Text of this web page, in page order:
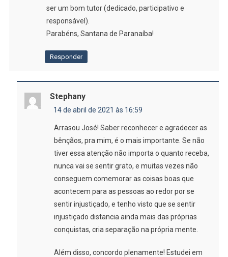
ser um bom tutor (dedicado, participativo e
responsável).
Parabéns, Santana de Paranaíba!
Responder
Stephany
14 de abril de 2021 às 16:59
Arrasou José! Saber reconhecer e agradecer as
bênçãos, pra mim, é o mais importante. Se não
tiver essa atenção não importa o quanto receba,
nunca vai se sentir grato, e muitas vezes não
conseguem comemorar as coisas boas que
acontecem para as pessoas ao redor por se
sentir injustiçado, e tenho visto que se sentir
injustiçado distancia ainda mais das próprias
conquistas, cria separação na própria mente.
Além disso, concordo plenamente! Estudei em